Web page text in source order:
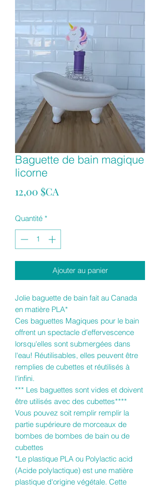
Baguette de bain magique
licorne
12,00 $CA
Quantité *
Ajouter au panier
Jolie baguette de bain fait au Canada
en matière PLA*
Ces baguettes Magiques pour le bain
offrent un spectacle d'effervescence
lorsqu'elles sont submergées dans
l'eau! Réutilisables, elles peuvent être
remplies de cubettes et réutilisés à
l'infini.
*** Les baguettes sont vides et doivent
être utilisés avec des cubettes****
Vous pouvez soit remplir remplir la
partie supérieure de morceaux de
bombes de bombes de bain ou de
cubettes
*Le plastique PLA ou Polylactic acid
(Acide polylactique) est une matière
plastique d'origine végétale. Cette